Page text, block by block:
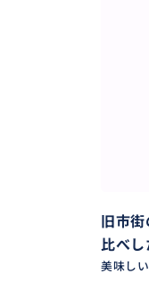
旧市
比べし
美味し